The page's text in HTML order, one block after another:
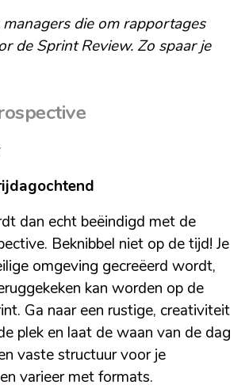
die om rapportages
de Sprint Review. Zo spaar je
dan echt beëindigd met de
Beknibbel niet op de tijd! Je
omgeving gecreëerd wordt,
kan worden op de
Ga naar een rustige, creativiteit
plek en laat de waan van de dag
vaste structuur voor je
en varieer met formats.